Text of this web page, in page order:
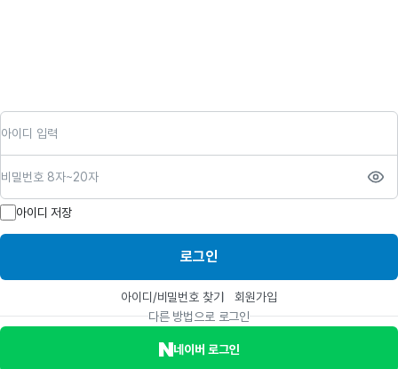
아이디 저장
로그인
아이디/비밀번호 찾기
회원가입
다른 방법으로 로그인
네이버 로그인